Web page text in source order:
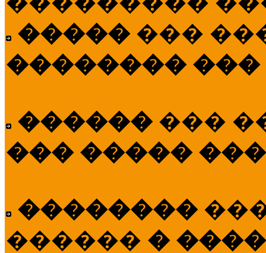
����� ���
�������� ���
������ ���
��� �����
��������
������ �